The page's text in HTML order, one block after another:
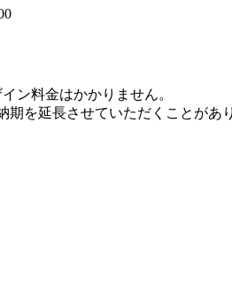
ン料金はかかりません。
を延長させていただくことがあ